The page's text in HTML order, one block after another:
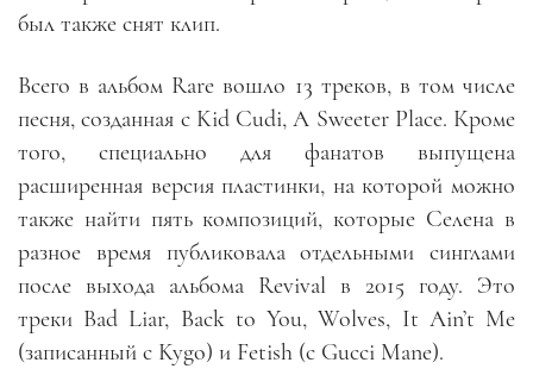
был также снят клип.
Всего в альбом Rare вошло 13 треков, в том числе
песня, созданная с Kid Cudi, A Sweeter Place. Кроме
того, специально для фанатов выпущена
расширенная версия пластинки, на которой можно
также найти пять композиций, которые Селена в
разное время публиковала отдельными синглами
после выхода альбома Revival в 2015 году. Это
треки Bad Liar, Back to You, Wolves, It Ain’t Me
(записанный с Kygo) и Fetish (с Gucci Mane).